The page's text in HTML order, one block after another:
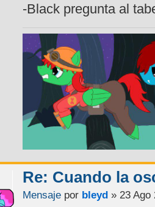
-Black pregunta al
Re: Cuando la
Mensaje por bleyd » 23 Ago